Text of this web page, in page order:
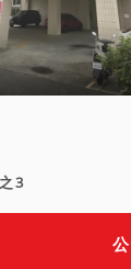
保證金新
０００元。
3